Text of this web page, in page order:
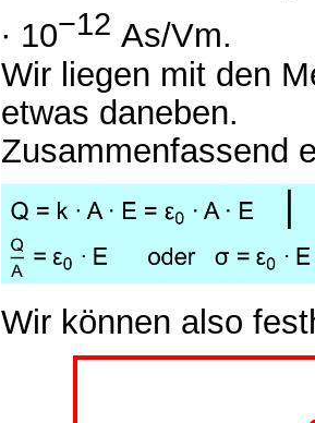
∙ 10−12 As/Vm.
Wir liegen mit den
etwas daneben.
Zusammenfassend
Wir können also